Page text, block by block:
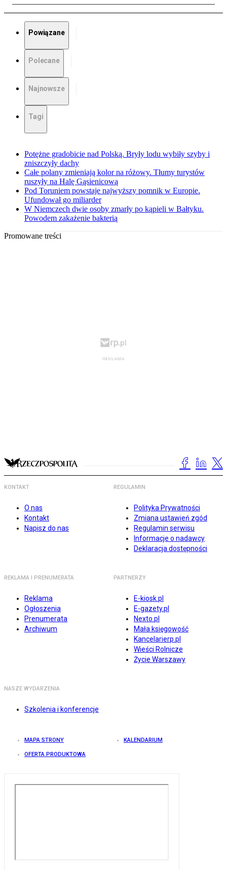
Powiązane
Polecane
Najnowsze
Tagi
Potężne gradobicie nad Polską. Bryły lodu wybiły szyby i
zniszczyły dachy
Całe polany zmieniają kolor na różowy. Tłumy turystów
ruszyły na Halę Gąsienicową
Pod Toruniem powstaje najwyższy pomnik w Europie.
Ufundował go miliarder
W Niemczech dwie osoby zmarły po kąpieli w Bałtyku.
Powodem zakażenie bakterią
Promowane treści
KONTAKT
O nas
Kontakt
Napisz do nas
REGULAMIN
Polityka Prywatności
Zmiana ustawień zgód
Regulamin serwisu
Informacje o nadawcy
Deklaracja dostępności
REKLAMA I PRENUMERATA
Reklama
Ogłoszenia
Prenumerata
Archiwum
PARTNERZY
E-kiosk.pl
E-gazety.pl
Nexto.pl
Mała księgowość
Kancelarierp.pl
Wieści Rolnicze
Życie Warszawy
NASZE WYDARZENIA
Szkolenia i konferencje
MAPA STRONY KALENDARIUM
OFERTA PRODUKTOWA